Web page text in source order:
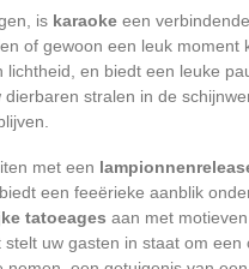
is karaoke een
of gewoon een leuk moment
lichtheid, en biedt een leuke
dierbaren stralen in de
met een
een feeërieke aanblik
tatoeages aan met
uw gasten in staat om